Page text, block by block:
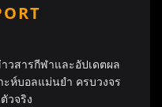
สารกีฬาและอัปเดตผล
ห์บอลแม่นยำ ครบวงจร
วจริง